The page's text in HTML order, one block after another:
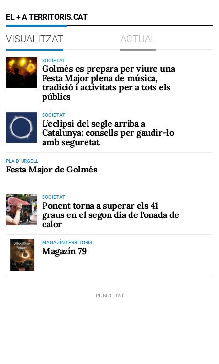
EL + A TERRITORIS.CAT
VISUALITZAT ACTUAL
SOCIETAT
Golmés es prepara per viure una
Festa Major plena de música,
tradició i activitats per a tots els
públics
SOCIETAT
L’eclipsi del segle arriba a
Catalunya: consells per gaudir-lo
amb seguretat
PLA D' URGELL
Festa Major de Golmés
SOCIETAT
Ponent torna a superar els 41
graus en el segon dia de l'onada de
calor
MAGAZÍN TERRITORIS
Magazín 79